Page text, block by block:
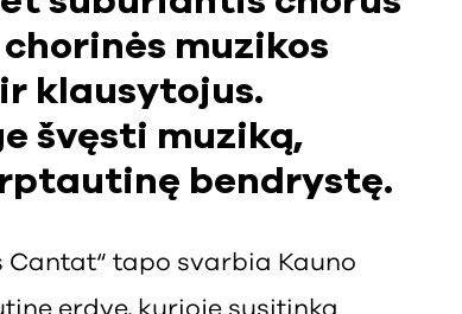
muzikos
klausytojus.
švęsti muziką,
bendrystę.
Cantat“ tapo svarbia Kauno
erdve, kurioje susitinka